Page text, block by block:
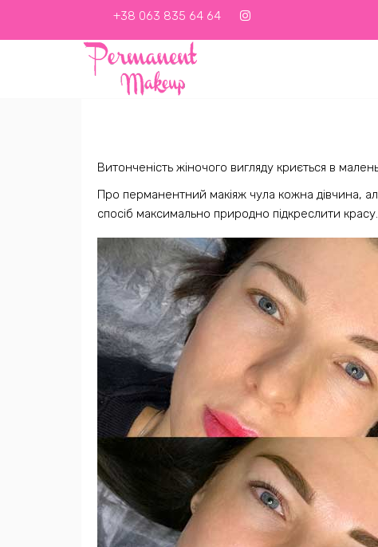
+38 063 835 64 64
Витонченість жіночого вигляду криється в
Про перманентний макіяж чула кожна дівчина,
спосіб максимально природно підкреслити красу.